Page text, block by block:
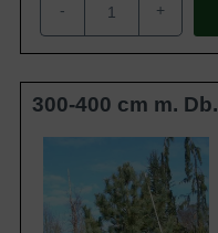
- +
300-400 cm m. Db.